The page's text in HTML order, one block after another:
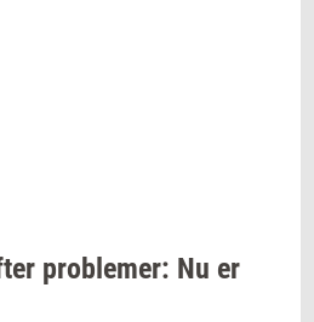
pro­ble­mer: Nu er